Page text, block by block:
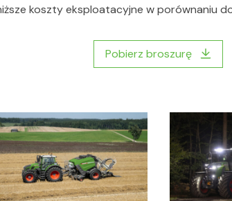
koszty eksploatacyjne w porównaniu
Pobierz broszurę